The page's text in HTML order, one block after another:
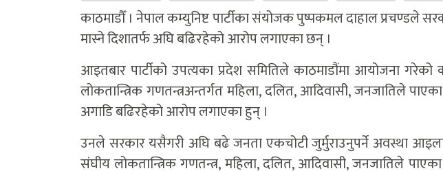
काठमाडौँ । नेपाल कम्युनिष्ट पार्टीका संयोजक पुष्पकमल दाहाल प्रचण्डले
मास्ने दिशातर्फ अघि बढिरहेको आरोप लगाएका छन् ।
आइतबार पार्टीको उपत्यका प्रदेश समितिले काठमाडौंमा आयोजना गरेको
लोकतान्त्रिक गणतन्त्रअन्तर्गत महिला, दलित, आदिवासी, जनजातिले
अगाडि बढिरहेको आरोप लगाएका हुन् ।
उनले सरकार यसैगरी अघि बढे जनता एकचोटी जुर्मुराउनुपर्ने अवस्था
संघीय लोकतान्त्रिक गणतन्त्र, महिला, दलित, आदिवासी, जनजातिले